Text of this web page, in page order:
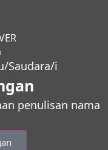
Saudara/i
penulisan nama